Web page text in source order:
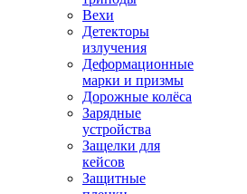
Вехи
Детекторы
излучения
Деформационные
марки и призмы
Дорожные колёса
Зарядные
устройства
Защелки для
кейсов
Защитные